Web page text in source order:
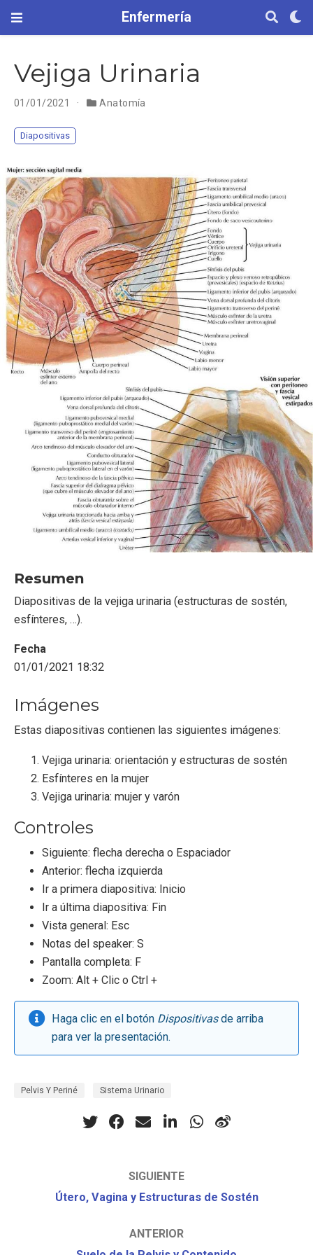
Enfermería
Vejiga Urinaria
01/01/2021 Anatomía
Diapositivas
Resumen
Diapositivas de la vejiga urinaria (estructuras de sostén,
esfínteres, …).
Fecha
01/01/2021 18:32
Imágenes
Estas diapositivas contienen las siguientes imágenes:
Vejiga urinaria: orientación y estructuras de sostén
Esfínteres en la mujer
Vejiga urinaria: mujer y varón
Controles
Siguiente: flecha derecha o Espaciador
Anterior: flecha izquierda
Ir a primera diapositiva: Inicio
Ir a última diapositiva: Fin
Vista general: Esc
Notas del speaker: S
Pantalla completa: F
Zoom: Alt + Clic o Ctrl +
Haga clic en el botón Dispositivasde arriba
para ver la presentación.
Pelvis Y Periné Sistema Urinario
SIGUIENTE
Útero, Vagina y Estructuras de Sostén
ANTERIOR